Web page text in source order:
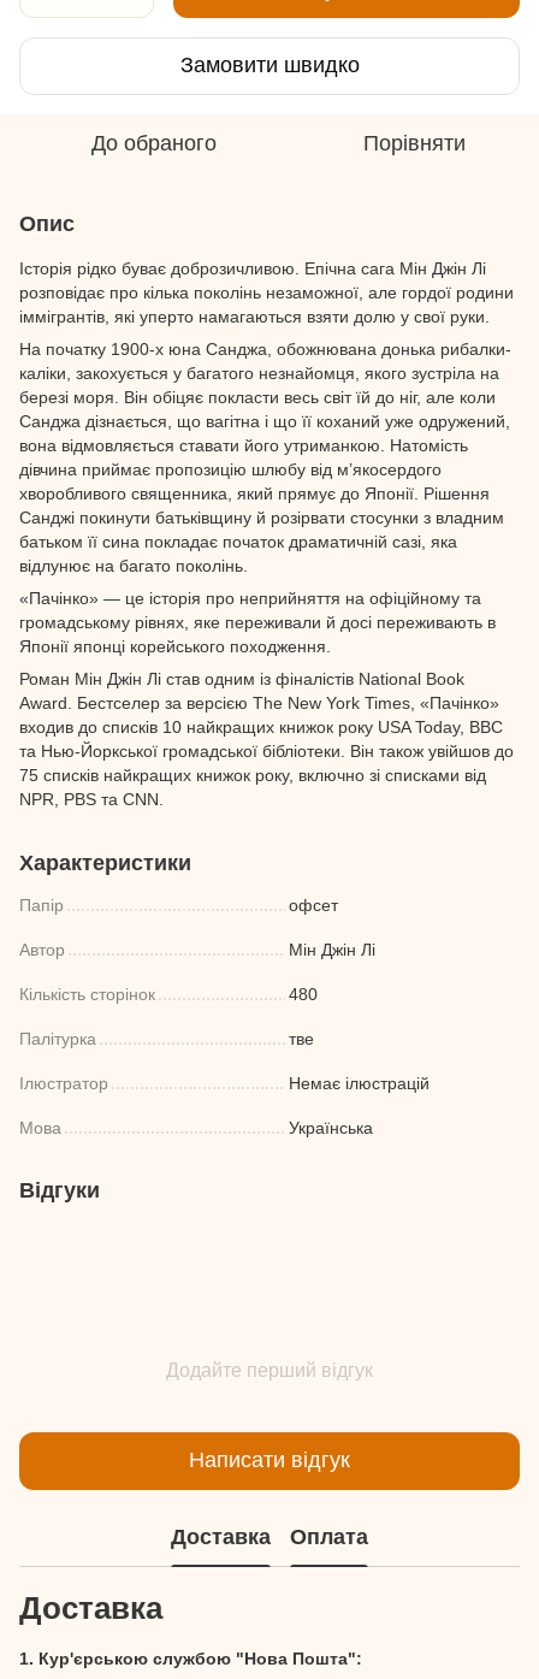
Замовити швидко
До обраного Порівняти
Опис
Історія рідко буває доброзичливою. Епічна сага Мін Джін Лі
розповідає про кілька поколінь незаможної, але гордої родини
іммігрантів, які уперто намагаються взяти долю у свої руки.
На початку 1900-х юна Санджа, обожнювана донька рибалки-
каліки, закохується у багатого незнайомця, якого зустріла на
березі моря. Він обіцяє покласти весь світ їй до ніг, але коли
Санджа дізнається, що вагітна і що її коханий уже одружений,
вона відмовляється ставати його утриманкою. Натомість
дівчина приймає пропозицію шлюбу від м’якосердого
хворобливого священника, який прямує до Японії. Рішення
Санджі покинути батьківщину й розірвати стосунки з владним
батьком її сина покладає початок драматичній сазі, яка
відлунює на багато поколінь.
«Пачінко» — це історія про неприйняття на офіційному та
громадському рівнях, яке переживали й досі переживають в
Японії японці корейського походження.
Роман Мін Джін Лі став одним із фіналістів National Book
Award. Бестселер за версією The New York Times, «Пачінко»
входив до списків 10 найкращих книжок року USA Today, BBC
та Нью-Йоркської громадської бібліотеки. Він також увійшов до
75 списків найкращих книжок року, включно зі списками від
NPR, PBS та CNN.
Характеристики
Папір офсет
Автор Мін Джін Лі
Кількість сторінок 480
Палітурка тве
Ілюстратор Немає ілюстрацій
Мова Українська
Відгуки
Додайте перший відгук
Написати відгук
Доставка Оплата
Доставка
1. Кур'єрською службою "Нова Пошта":